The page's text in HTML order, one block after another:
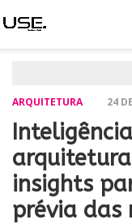
ARQUITETURA 24
insights
prévia das